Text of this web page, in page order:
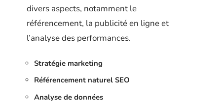
divers aspects, notamment le
référencement, la publicité en ligne et
l’analyse des performances.
Stratégie marketing
Référencement naturel SEO
Analyse de données